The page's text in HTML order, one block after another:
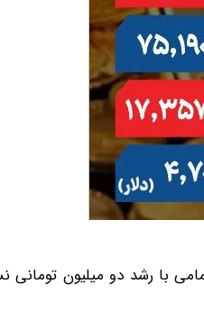
با رشد دو میلیون تومانی